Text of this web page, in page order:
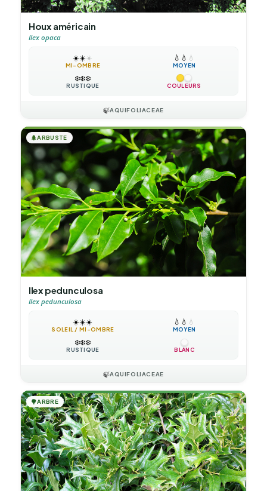
Houx américain
Ilex opaca
☀️☀️☀️
MI-OMBRE
💧 💧 💧
MOYEN
❄️❄️❄️
RUSTIQUE COULEURS
🍃AQUIFOLIACEAE
🌲ARBUSTE
Ilex pedunculosa
Ilex pedunculosa
☀️☀️☀️
SOLEIL / MI-OMBRE
💧 💧 💧
MOYEN
❄️❄️❄️
RUSTIQUE BLANC
🍃AQUIFOLIACEAE
🌳ARBRE